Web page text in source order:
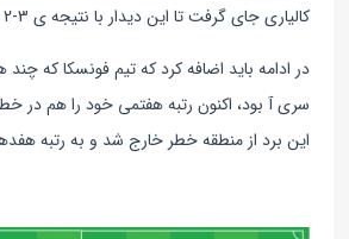
کالیاری جای گرفت تا این دیدار با نتیجه ی 3-2 به پایان برسد.
در ادامه باید اضافه کرد که تیم فونسکا که
سری آ بود، اکنون رتبه هفتمی خود را هم در
این برد از منطقه خطر خارج شد و به رتبه